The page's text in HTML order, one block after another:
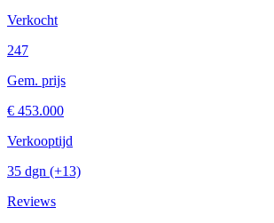
Verkocht
247
Gem. prijs
€ 453.000
Verkooptijd
35 dgn (+13)
Reviews